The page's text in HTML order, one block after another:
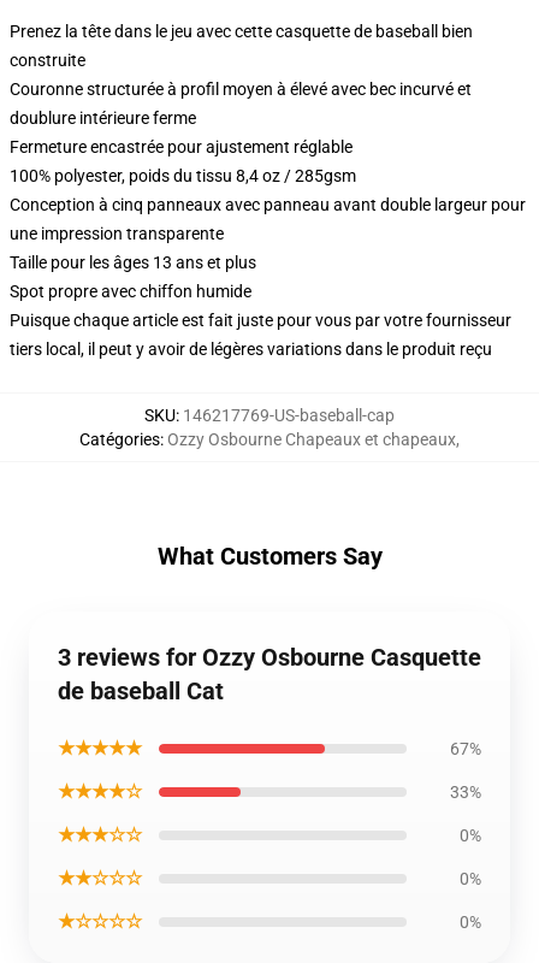
Prenez la tête dans le jeu avec cette casquette de baseball bien
construite
Couronne structurée à profil moyen à élevé avec bec incurvé et
doublure intérieure ferme
Fermeture encastrée pour ajustement réglable
100% polyester, poids du tissu 8,4 oz / 285gsm
Conception à cinq panneaux avec panneau avant double largeur pour
une impression transparente
Taille pour les âges 13 ans et plus
Spot propre avec chiffon humide
Puisque chaque article est fait juste pour vous par votre fournisseur
tiers local, il peut y avoir de légères variations dans le produit reçu
SKU: 146217769-US-baseball-cap
Catégories:Ozzy Osbourne Chapeaux et chapeaux,
What Customers Say
3 reviews for Ozzy Osbourne Casquette
de baseball Cat
★★★★★ 67%
★★★★☆ 33%
★★★☆☆ 0%
★★☆☆☆ 0%
★☆☆☆☆ 0%